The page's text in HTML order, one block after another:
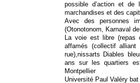
possible d’action et de
marchandises et des
Avec des personnes
(Otonotonom, Karnaval
La voie est libre (repas
affamés (collectif
rue),nissarts Diables
ans sur les quartiers
Montpellier
Université Paul Valéry